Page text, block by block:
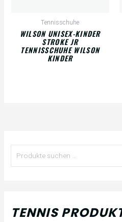
Tennisschuhe
WILSON UNISEX-KINDER
STROKE JR
TENNISSCHUHE WILSON
KINDER
TENNIS